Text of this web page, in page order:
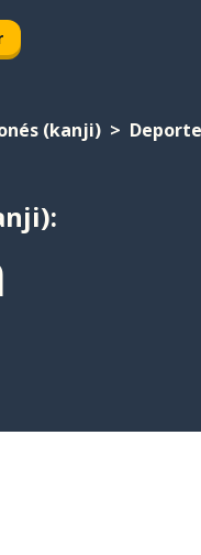
(kanji) Deporte